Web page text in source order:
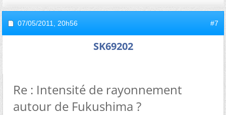
07/05/2011, 20h56 #7
SK69202
Re : Intensité de rayonnement
autour de Fukushima ?